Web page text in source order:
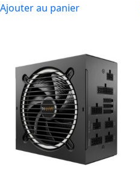
Ajouter au panier